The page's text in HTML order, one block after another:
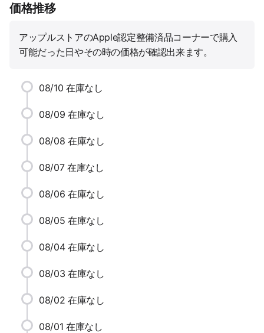
価格推移
アップルストアのApple認定整備済品コーナーで購入
可能だった日やその時の価格が確認出来ます。
08/10 在庫なし
08/09 在庫なし
08/08 在庫なし
08/07 在庫なし
08/06 在庫なし
08/05 在庫なし
08/04 在庫なし
08/03 在庫なし
08/02 在庫なし
08/01 在庫なし